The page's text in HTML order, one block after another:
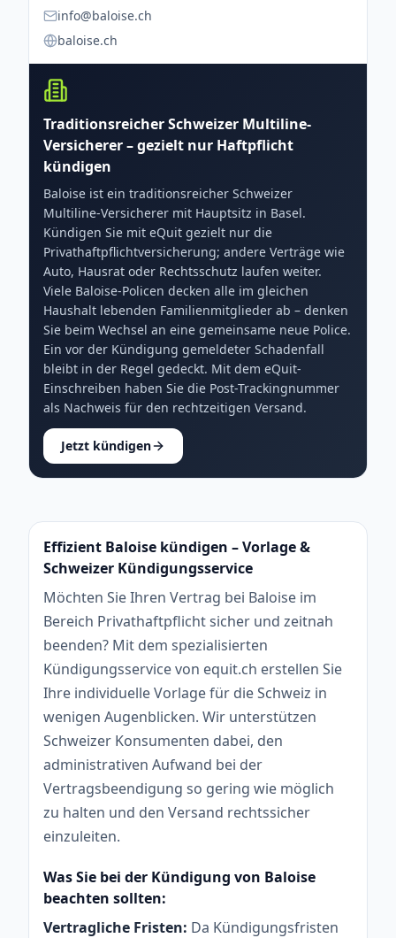
info@baloise.ch
baloise.ch
Traditionsreicher Schweizer Multiline-
Versicherer – gezielt nur Haftpflicht
kündigen
Baloise ist ein traditionsreicher Schweizer
Multiline-Versicherer mit Hauptsitz in Basel.
Kündigen Sie mit eQuit gezielt nur die
Privathaftpflichtversicherung; andere Verträge wie
Auto, Hausrat oder Rechtsschutz laufen weiter.
Viele Baloise-Policen decken alle im gleichen
Haushalt lebenden Familienmitglieder ab – denken
Sie beim Wechsel an eine gemeinsame neue Police.
Ein vor der Kündigung gemeldeter Schadenfall
bleibt in der Regel gedeckt. Mit dem eQuit-
Einschreiben haben Sie die Post-Trackingnummer
als Nachweis für den rechtzeitigen Versand.
Jetzt kündigen
Effizient Baloise kündigen – Vorlage &
Schweizer Kündigungsservice
Möchten Sie Ihren Vertrag bei Baloise im
Bereich Privathaftpflicht sicher und zeitnah
beenden? Mit dem spezialisierten
Kündigungsservice von equit.ch erstellen Sie
Ihre individuelle Vorlage für die Schweiz in
wenigen Augenblicken. Wir unterstützen
Schweizer Konsumenten dabei, den
administrativen Aufwand bei der
Vertragsbeendigung so gering wie möglich
zu halten und den Versand rechtssicher
einzuleiten.
Was Sie bei der Kündigung von Baloise
beachten sollten:
Vertragliche Fristen: Da Kündigungsfristen